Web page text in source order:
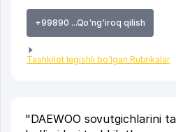
+99890 ...Qo'ng'iroq qilish
Tashkilot tegishli bo'lgan Rubrikalar
"DAEWOO sovutgichlarini